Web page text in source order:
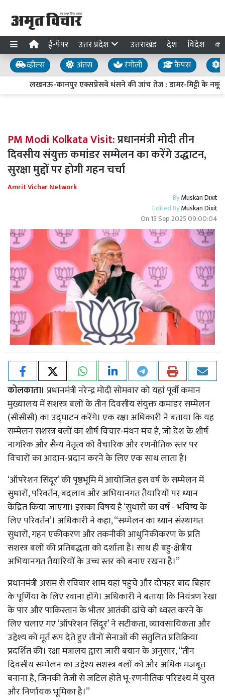
ई-पेपर उत्तर प्रदेश उत्तराखंड देश विदेश
व्हील्स अंतस रंगोली कैंपस
लखनऊ-कानपुर एक्सप्रेसवे धंसने की जांच तेज : डामर-मिट्टी के नमूने
PM Modi Kolkata Visit:प्रधानमंत्री मोदी तीन
दिवसीय संयुक्त कमांडर सम्मेलन का करेंगे उद्धाटन,
सुरक्षा मुद्दों पर होगी गहन चर्चा
Amrit Vichar Network
ByMuskan Dixit
Edited ByMuskan Dixit
On 15 Sep 2025 09:00:04
कोलकाता। प्रधानमंत्री नरेन्द्र मोदी सोमवार को यहां पूर्वी कमान
मुख्यालय में सशस्त्र बलों के तीन दिवसीय संयुक्त कमांडर सम्मेलन
(सीसीसी) का उद्घाटन करेंगे। एक रक्षा अधिकारी ने बताया कि यह
सम्मेलन सशस्त्र बलों का शीर्ष विचार-मंथन मंच है, जो देश के शीर्ष
नागरिक और सैन्य नेतृत्व को वैचारिक और रणनीतिक स्तर पर
विचारों का आदान-प्रदान करने के लिए एक साथ लाता है।
‘ऑपरेशन सिंदूर’ की पृष्ठभूमि में आयोजित इस वर्ष के सम्मेलन में
सुधारों, परिवर्तन, बदलाव और अभियानगत तैयारियों पर ध्यान
केंद्रित किया जाएगा। इसका विषय है ‘सुधारों का वर्ष - भविष्य के
लिए परिवर्तन’। अधिकारी ने कहा, ‘‘सम्मेलन का ध्यान संस्थागत
सुधारों, गहन एकीकरण और तकनीकी आधुनिकीकरण के प्रति
सशस्त्र बलों की प्रतिबद्धता को दर्शाता है। साथ ही बहु-क्षेत्रीय
अभियानगत तैयारियों के उच्च स्तर को बनाए रखना है।’’
प्रधानमंत्री असम से रविवार शाम यहां पहुंचे और दोपहर बाद बिहार
के पूर्णिया के लिए रवाना होंगे। अधिकारी ने बताया कि नियंत्रण रेखा
के पार और पाकिस्तान के भीतर आतंकी ढांचे को ध्वस्त करने के
लिए चलाए गए ‘ऑपरेशन सिंदूर’ ने सटीकता, व्यावसायिकता और
उद्देश्य को मूर्त रूप देते हुए तीनों सेनाओं की संतुलित प्रतिक्रिया
प्रदर्शित की। रक्षा मंत्रालय द्वारा जारी बयान के अनुसार, ‘‘तीन
दिवसीय सम्मेलन का उद्देश्य सशस्त्र बलों को और अधिक मजबूत
बनाना है, जिनकी तेजी से जटिल होते भू-रणनीतिक परिदृश्य में चुस्त
और निर्णायक भूमिका है।’’